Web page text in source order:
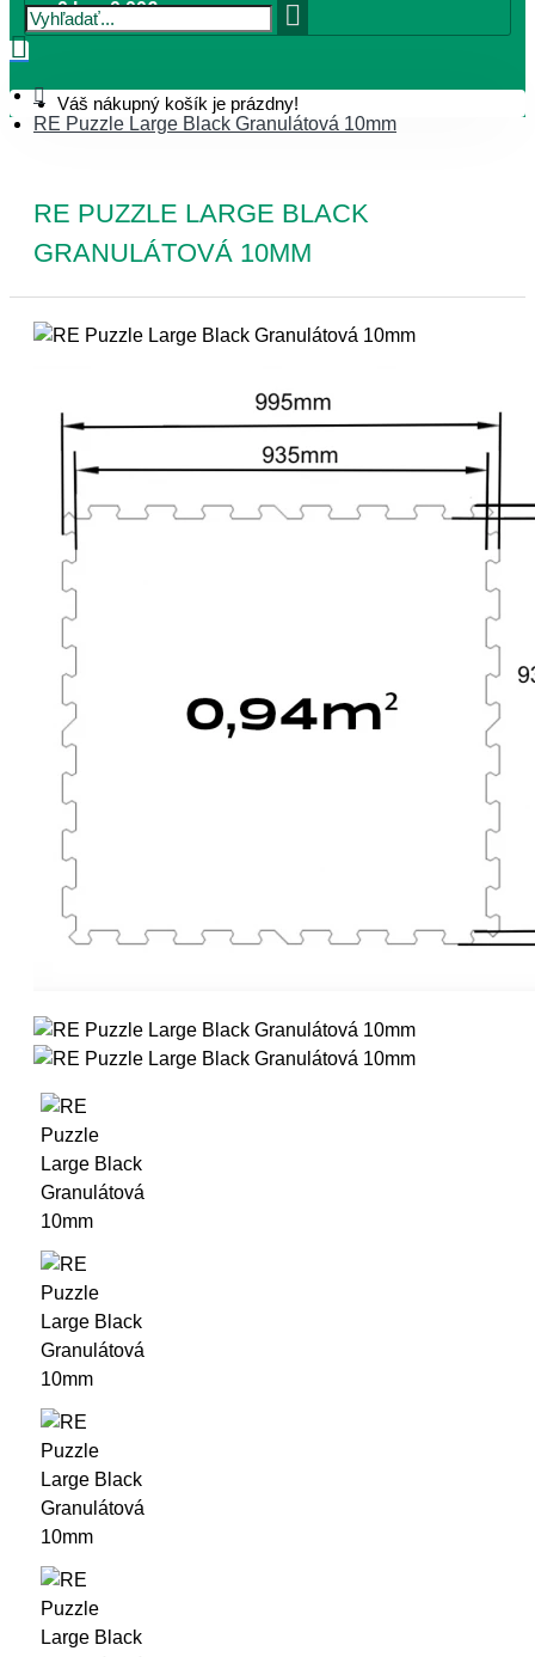
0 ks - 0,00€
Váš nákupný košík je prázdny!
RE Puzzle Large Black Granulátová 10mm
RE PUZZLE LARGE BLACK
GRANULÁTOVÁ 10MM